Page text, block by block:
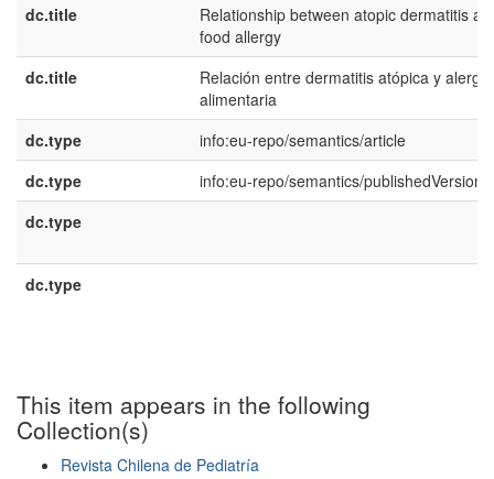
dc.title
Relationship between atopic dermatitis
food allergy
dc.title
Relación entre dermatitis atópica y alergia
alimentaria
dc.type
info:eu-repo/semantics/article
dc.type
info:eu-repo/semantics/publishedVersion
dc.type
dc.type
This item appears in the following
Collection(s)
Revista Chilena de Pediatría